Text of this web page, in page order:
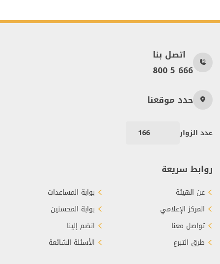
اتصل بنا
800 5 666
حدد موقعنا
عدد الزوار 166
روابط سريعة
عن الهيئة
المركز الإعلامي
تواصل معنا
طرق التبرع
بوابة المساعدات
بوابة المحسنين
انضم إلينا
الأسئلة الشائعة